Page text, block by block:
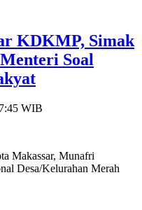
KDKMP, Simak
Soal
WIB
Makassar, Munafri
Desa/Kelurahan Merah